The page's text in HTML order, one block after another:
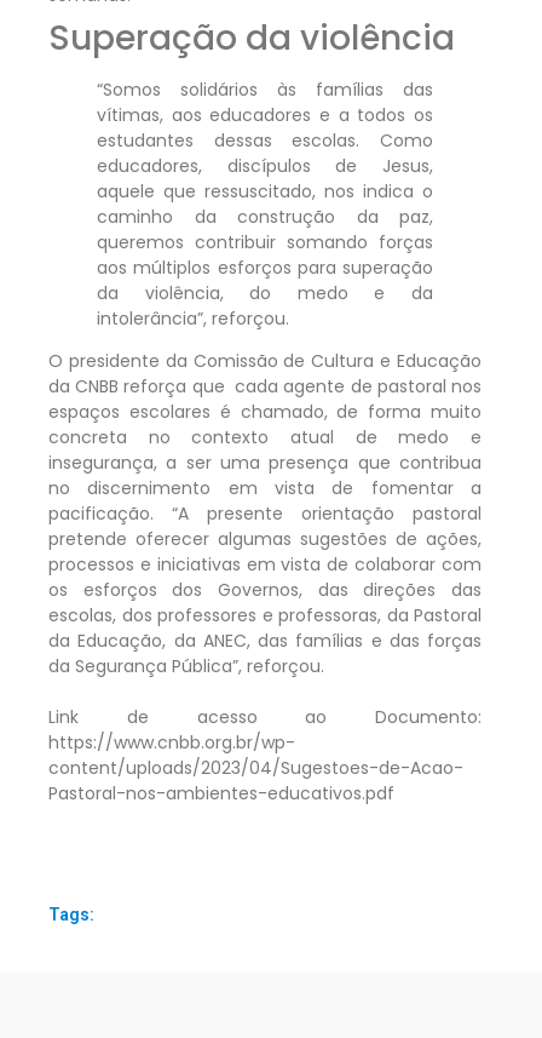
Superação da violência
“Somos solidários às famílias das
vítimas, aos educadores e a todos os
estudantes dessas escolas. Como
educadores, discípulos de Jesus,
aquele que ressuscitado, nos indica o
caminho da construção da paz,
queremos contribuir somando forças
aos múltiplos esforços para superação
da violência, do medo e da
intolerância”, reforçou.
O presidente da Comissão de Cultura e Educação
da CNBB reforça que cada agente de pastoral nos
espaços escolares é chamado, de forma muito
concreta no contexto atual de medo e
insegurança, a ser uma presença que contribua
no discernimento em vista de fomentar a
pacificação. “A presente orientação pastoral
pretende oferecer algumas sugestões de ações,
processos e iniciativas em vista de colaborar com
os esforços dos Governos, das direções das
escolas, dos professores e professoras, da Pastoral
da Educação, da ANEC, das famílias e das forças
da Segurança Pública”, reforçou.
Link de acesso ao Documento:
https://www.cnbb.org.br/wp-
content/uploads/2023/04/Sugestoes-de-Acao-
Pastoral-nos-ambientes-educativos.pdf
Tags: